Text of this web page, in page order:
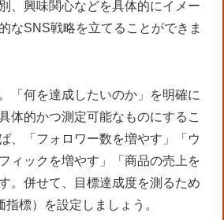
、興味関心などを具体的にイメー
なSNS戦略を立てることができま
「何を達成したいのか」を明確に
体的かつ測定可能なものにするこ
、「フォロワー数を増やす」「ウ
ィックを増やす」「商品の売上を
。併せて、目標達成度を測るため
標）を設定しましょう。